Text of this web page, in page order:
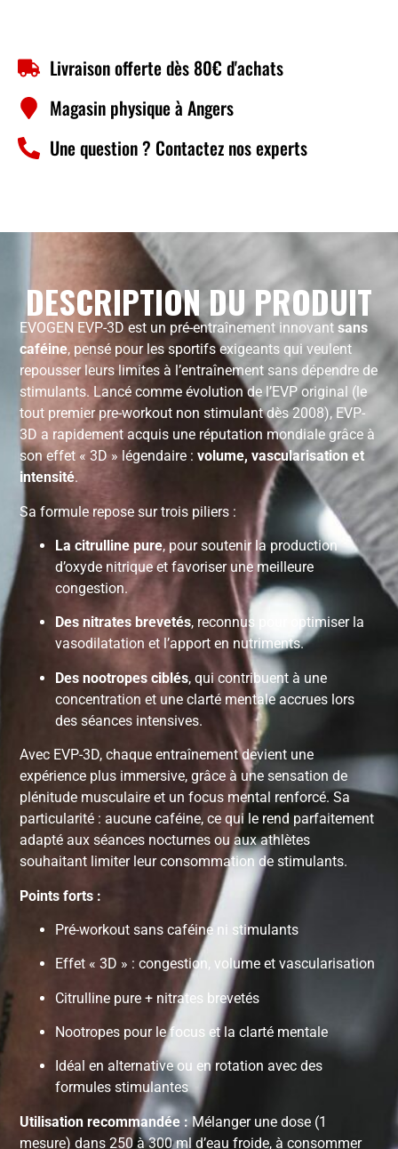
Livraison offerte dès 80€ d'achats
Magasin physique à Angers
Une question ? Contactez nos experts
DESCRIPTION DU PRODUIT
EVOGEN EVP-3D est un pré-entraînement innovantsans
caféine, pensé pour les sportifs exigeants qui veulent
repousser leurs limites à l’entraînement sans dépendre de
stimulants. Lancé comme évolution de l’EVP original (le
tout premier pre-workout non stimulant dès 2008), EVP-
3D a rapidement acquis une réputation mondiale grâce à
son effet « 3D » légendaire :volume, vascularisation et
intensité.
Sa formule repose sur trois piliers :
La citrulline pure, pour soutenir la production
d’oxyde nitrique et favoriser une meilleure
congestion.
Des nitrates brevetés, reconnus pour optimiser la
vasodilatation et l’apport en nutriments.
Des nootropes ciblés, qui contribuent à une
concentration et une clarté mentale accrues lors
des séances intensives.
Avec EVP-3D, chaque entraînement devient une
expérience plus immersive, grâce à une sensation de
plénitude musculaire et un focus mental renforcé. Sa
particularité : aucune caféine, ce qui le rend parfaitement
adapté aux séances nocturnes ou aux athlètes
souhaitant limiter leur consommation de stimulants.
Points forts :
Pré-workout sans caféine ni stimulants
Effet « 3D » : congestion, volume et vascularisation
Citrulline pure + nitrates brevetés
Nootropes pour le focus et la clarté mentale
Idéal en alternative ou en rotation avec des
formules stimulantes
Utilisation recommandée :Mélanger une dose (1
mesure) dans 250 à 300 ml d’eau froide, à consommer